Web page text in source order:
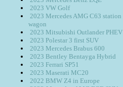
2023 VW Golf
2023 Mercedes AMG C63 station
wagon
2023 Mitsubishi Outlander PHEV
2023 Polestar 3 first SUV
2023 Mercedes Brabus 600
2023 Bentley Bentayga Hybrid
2023 Ferrari SP51
2023 Maserati MC20
2022 BMW Z4 in Europe